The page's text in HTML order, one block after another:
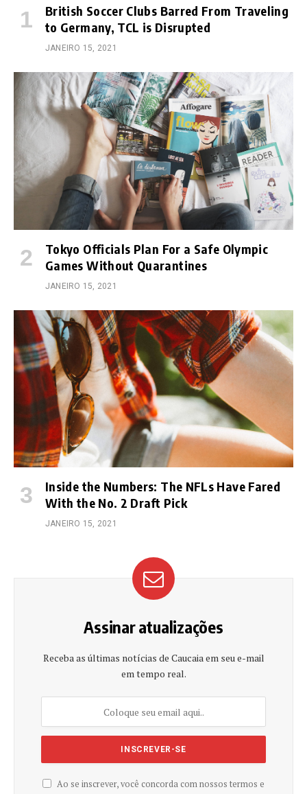
British Soccer Clubs Barred From Traveling
to Germany, TCL is Disrupted
JANEIRO 15, 2021
Tokyo Officials Plan For a Safe Olympic
Games Without Quarantines
JANEIRO 15, 2021
Inside the Numbers: The NFLs Have Fared
With the No. 2 Draft Pick
JANEIRO 15, 2021
Assinar atualizações
Receba as últimas notícias de Caucaia em seu e-mail
em tempo real.
Ao se inscrever, você concorda com nossos termos e